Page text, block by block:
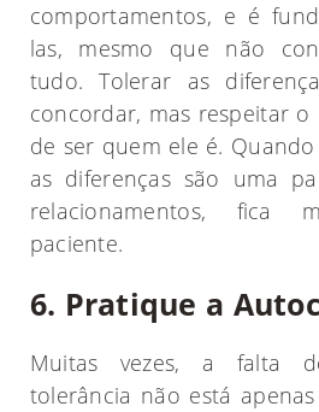
comportamentos, e é
las, mesmo que não
tudo. Tolerar as
concordar, mas respeitar
de ser quem ele é.
as diferenças são uma
relacionamentos, fica
paciente.
6. Pratique a
Muitas vezes, a falta
tolerância não está